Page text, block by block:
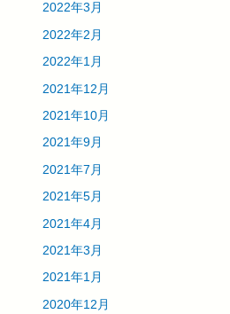
2022年3月
2022年2月
2022年1月
2021年12月
2021年10月
2021年9月
2021年7月
2021年5月
2021年4月
2021年3月
2021年1月
2020年12月